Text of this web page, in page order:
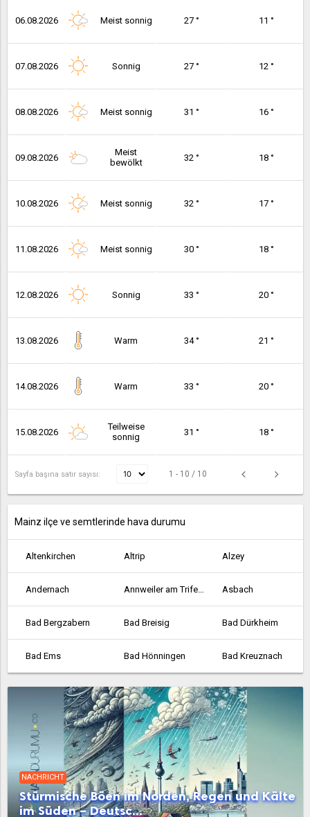
06.08.2026 Meist sonnig 27 ° 11 °
07.08.2026 Sonnig 27 ° 12 °
08.08.2026 Meist sonnig 31 ° 16 °
09.08.2026
Meist
bewölkt
32 ° 18 °
10.08.2026 Meist sonnig 32 ° 17 °
11.08.2026 Meist sonnig 30 ° 18 °
12.08.2026 Sonnig 33 ° 20 °
13.08.2026 Warm 34 ° 21 °
14.08.2026 Warm 33 ° 20 °
15.08.2026
Teilweise
sonnig
31 ° 18 °
Sayfa başına satır sayısı: 1 - 10 / 10
Mainz ilçe ve semtlerinde hava durumu
Altenkirchen Altrip Alzey
Andernach Annweiler am Trifels Asbach
Bad Bergzabern Bad Breisig Bad Dürkheim
Bad Ems Bad Hönningen Bad Kreuznach
Bad Marienberg Bad Neuenahr-Ahrweiler Bellheim
Bendorf Bernkastel-Kues Betzdorf
Bingen am Rhein Birkenfeld Bitburg
Bobenheim-Roxheim Bodenheim Böhl-Iggelheim
NACHRICHT
Stürmische Böen im Norden, Regen und Kälte
im Süden – Deutsc...